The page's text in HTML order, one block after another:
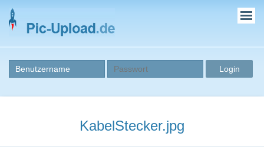
KabelStecker.jpg